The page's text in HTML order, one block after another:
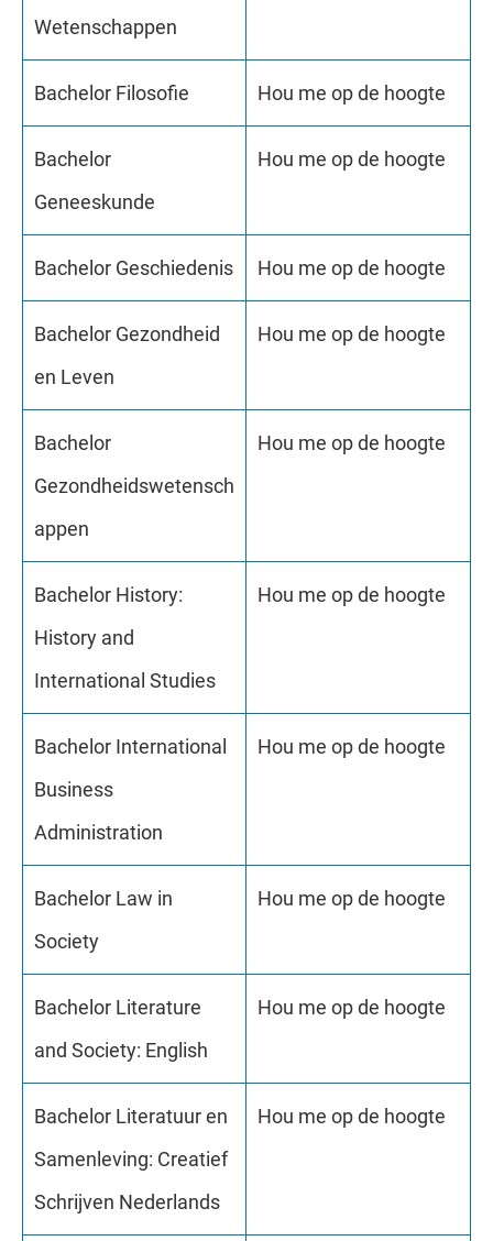
Wetenschappen
Bachelor Filosofie Hou me op de hoogte
Bachelor
Geneeskunde
Hou me op de hoogte
Bachelor Geschiedenis Hou me op de hoogte
Bachelor Gezondheid
en Leven
Hou me op de hoogte
Bachelor
Gezondheidswetensch
appen
Hou me op de hoogte
Bachelor History:
History and
International Studies
Hou me op de hoogte
Bachelor International
Business
Administration
Hou me op de hoogte
Bachelor Law in
Society
Hou me op de hoogte
Bachelor Literature
and Society: English
Hou me op de hoogte
Bachelor Literatuur en
Samenleving: Creatief
Schrijven Nederlands
Hou me op de hoogte